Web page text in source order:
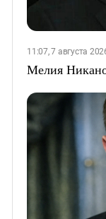
11:07, 7 августа
Мелия